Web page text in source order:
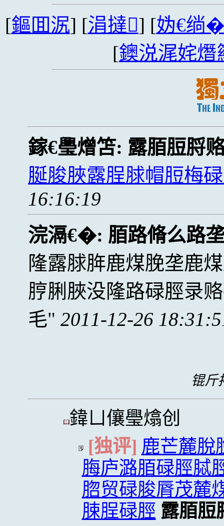
[鏂囬泦] [涓撻] [妫€绱
[鐭涚浘姹熸
鎵€璺熷笘: 露脜脰脟
脠脧脥露脭脙帽脰梅
16:16:19
浣滆€�: 脜路脩么路
隆露脙脌鹿煤脕垄鹿
脝脷脥没隆路碌脛录
毛
2011-12-26
锟斤
鍏ㄩ儴璺熻创
[独评] 鹿芒麓脫
脢庐潞脜碌脛脦
脗贸碌脧脣茂麓
脨脭碌脛 露脜脰